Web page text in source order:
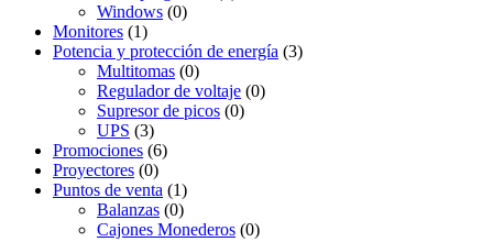
Windows (0)
Monitores (1)
Potencia y protección de energía (3)
Multitomas (0)
Regulador de voltaje (0)
Supresor de picos (0)
UPS (3)
Promociones (6)
Proyectores (0)
Puntos de venta (1)
Balanzas (0)
Cajones Monederos (0)